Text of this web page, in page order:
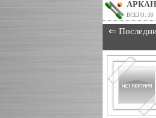
ВСЕГО: 30
⇐